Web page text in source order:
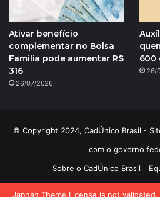
Jannah Theme License is not
Ativar benefício
complementar no Bolsa
Família pode aumentar R$
316
26/07/2026
600
26/
© Copyright 2024, CadÚnico Brasil -
com o governo
Sobre o CadÚnico Brasil